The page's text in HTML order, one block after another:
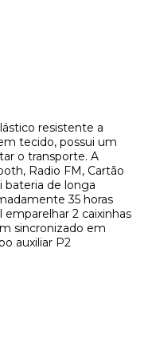
resistente a
tecido, possui um
o transporte. A
Radio FM, Cartão
bateria de longa
35 horas
2 caixinhas
sincronizado em
auxiliar P2